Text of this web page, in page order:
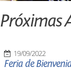
Próximas
19/09/2022
Feria de